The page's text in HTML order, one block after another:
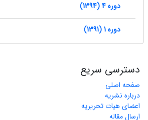
دوره 4 (1394)
دوره 1 (1391)
دسترسی سریع
صفحه اصلی
درباره نشریه
اعضای هیات تحریریه
ارسال مقاله